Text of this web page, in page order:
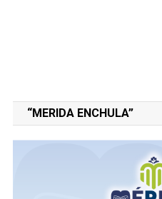
“MERIDA ENCHULA”